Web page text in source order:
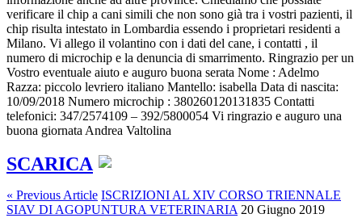
verificare il chip a cani simili che non sono già tra i vostri pazienti, il
chip risulta intestato in Lombardia essendo i proprietari residenti a
Milano. Vi allego il volantino con i dati del cane, i contatti , il
numero di microchip e la denuncia di smarrimento. Ringrazio per un
Vostro eventuale aiuto e auguro buona serata Nome : Adelmo
Razza: piccolo levriero italiano Mantello: isabella Data di nascita:
10/09/2018 Numero microchip : 380260120131835 Contatti
telefonici: 347/2574109 – 392/5800054 Vi ringrazio e auguro una
buona giornata Andrea Valtolina
SCARICA
« Previous Article ISCRIZIONI AL XIV CORSO TRIENNALE
SIAV DI AGOPUNTURA VETERINARIA⁩ 20 Giugno 2019